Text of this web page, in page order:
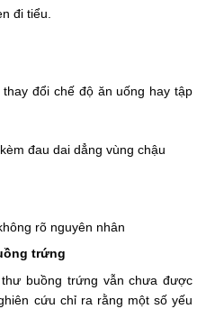
đi tiểu.
đổi chế độ ăn uống hay tập
đau dai dẳng vùng chậu
rõ nguyên nhân
trứng
buồng trứng vẫn chưa được
cứu chỉ ra rằng một số yếu